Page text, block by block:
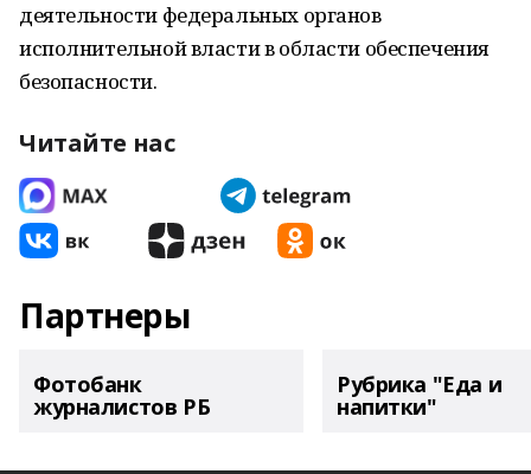
деятельности федеральных органов
исполнительной власти в области обеспечения
безопасности.
Читайте нас
Партнеры
Фотобанк
журналистов РБ
Рубрика "Еда и
напитки"